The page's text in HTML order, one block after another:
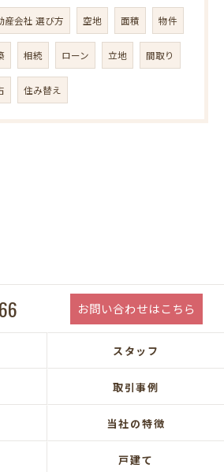
産会社 選び方 空地 面積 物件
相続 ローン 立地 間取り
住み替え
お問い合わせはこちら
スタッフ
取引事例
当社の特徴
戸建て